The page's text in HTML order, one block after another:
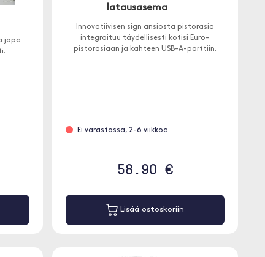
jopa
latausasema
Innovatiivisen sign ansiosta pistorasia
integroituu täydellisesti kotisi Euro-
pistorasiaan ja kahteen USB-A-porttiin.
Ei varastossa, 2-6 viikkoa
58.90 €
Lisää ostoskoriin